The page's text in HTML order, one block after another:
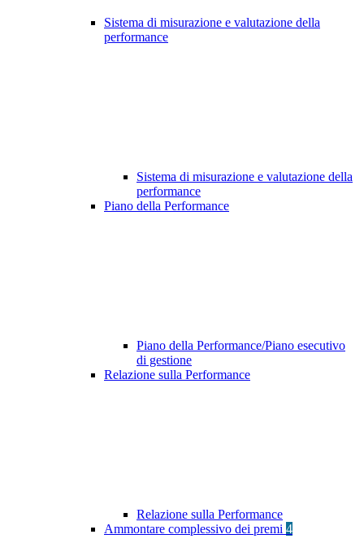
Sistema di misurazione e valutazione della
performance
Sistema di misurazione e valutazione della
performance
Piano della Performance
Piano della Performance/Piano esecutivo
di gestione
Relazione sulla Performance
Relazione sulla Performance
Ammontare complessivo dei premi 4